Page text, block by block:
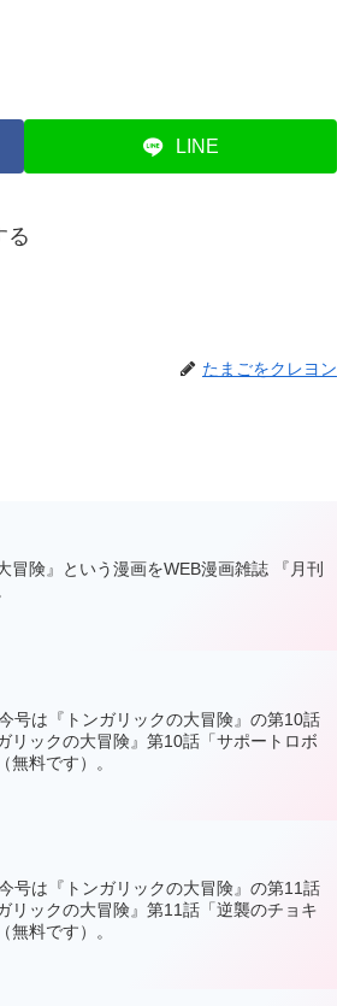
LINE
る
たまごをクレヨン
険』という漫画をWEB漫画雑誌 『月刊
号は『トンガリックの大冒険』の第10話
リックの大冒険』第10話「サポートロボ
無料です）。
号は『トンガリックの大冒険』の第11話
リックの大冒険』第11話「逆襲のチョキ
料です）。